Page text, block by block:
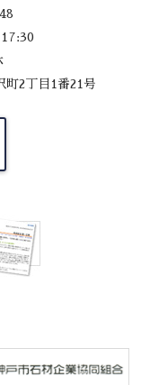
町2丁目1番21号